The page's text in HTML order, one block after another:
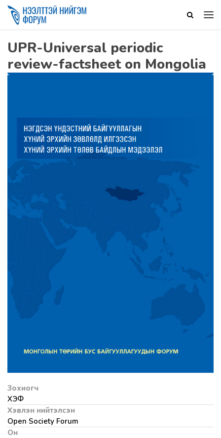
UPR-Universal periodic
review-factsheet on Mongolia
Зохиогч
ХЭФ
Хэвлэн нийтэлсэн
Open Society Forum
Он